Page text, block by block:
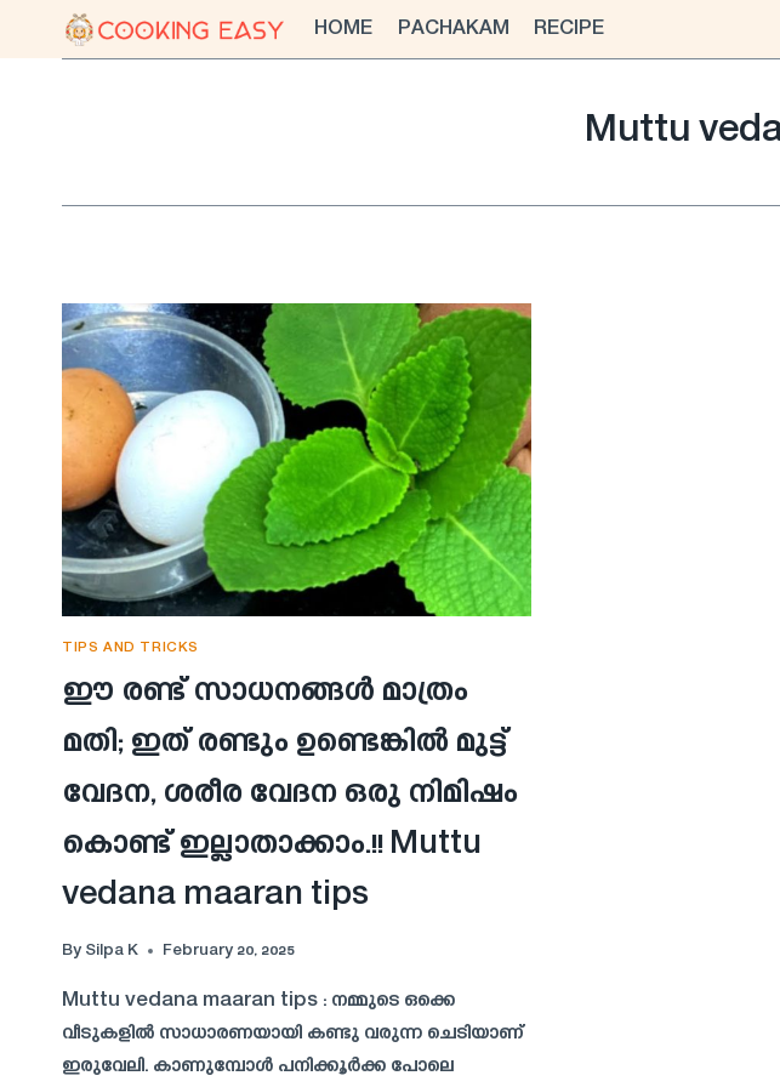
HOME PACHAKAM RECIPE
Muttu
TIPS AND TRICKS
ഈ രണ്ട് സാധനങ്ങൾ മാത്രം
മതി; ഇത് രണ്ടും ഉണ്ടെങ്കിൽ മുട്ട്
വേദന, ശരീര വേദന ഒരു നിമിഷം
കൊണ്ട് ഇല്ലാതാക്കാം.!! Muttu
vedana maaran tips
By Silpa K February 20, 2025
Muttu vedana maaran tips : നമ്മുടെ ഒക്കെ
വീടുകളിൽ സാധാരണയായി കണ്ടു വരുന്ന ചെടിയാണ്
ഇരുവേലി. കാണുമ്പോൾ പനിക്കൂർക്ക പോലെ